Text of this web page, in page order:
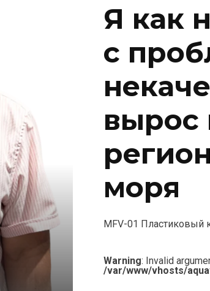
Я как
c
вырос
моря
MFV-01 Пластиковый
Warning: Invalid
/var/www/vhosts/